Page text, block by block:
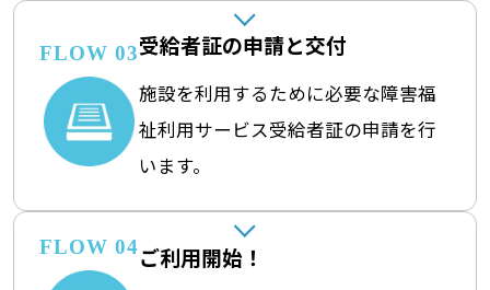
FLOW 03受給者証の申請と交付
施設を利用するために必要な障害福
祉利用サービス受給者証の申請を行
います。
FLOW 04ご利用開始！